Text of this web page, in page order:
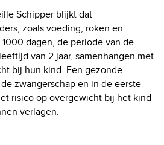
Schipper blijkt dat
zoals voeding, roken en
dagen, de periode van de
van 2 jaar, samenhangen met
bij hun kind. Een gezonde
zwangerschap en in de eerste
risico op overgewicht bij het kind
verlagen.